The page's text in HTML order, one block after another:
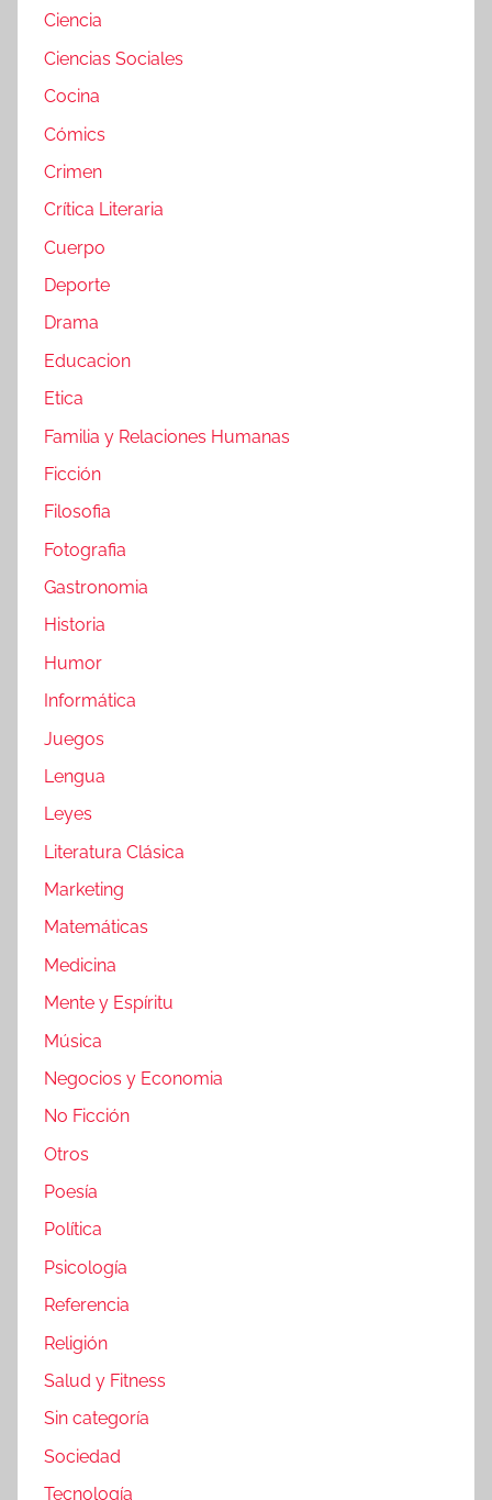
Ciencia
Ciencias Sociales
Cocina
Cómics
Crimen
Crítica Literaria
Cuerpo
Deporte
Drama
Educacion
Etica
Familia y Relaciones Humanas
Ficción
Filosofia
Fotografia
Gastronomia
Historia
Humor
Informática
Juegos
Lengua
Leyes
Literatura Clásica
Marketing
Matemáticas
Medicina
Mente y Espíritu
Música
Negocios y Economia
No Ficción
Otros
Poesía
Política
Psicología
Referencia
Religión
Salud y Fitness
Sin categoría
Sociedad
Tecnología